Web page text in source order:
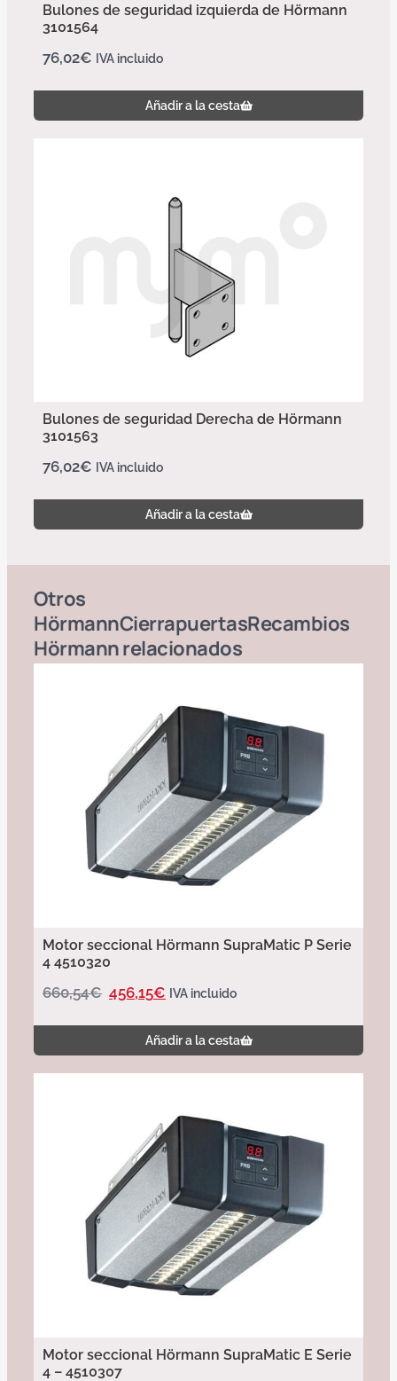
Bulones de seguridad izquierda de Hörmann
3101564
76,02€ IVA incluido
Añadir a la cesta
Bulones de seguridad Derecha de Hörmann
3101563
76,02€ IVA incluido
Añadir a la cesta
Otros
HörmannCierrapuertasRecambios
Hörmannrelacionados
Motor seccional Hörmann SupraMatic P Serie
4 4510320
660,54€ 456,15€ IVA incluido
Añadir a la cesta
Motor seccional Hörmann SupraMatic E Serie
4 – 4510307